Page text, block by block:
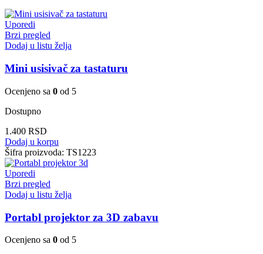
Uporedi
Brzi pregled
Dodaj u listu želja
Mini usisivač za tastaturu
Ocenjeno sa 0 od 5
Dostupno
1.400 RSD
Dodaj u korpu
Šifra proizvoda: TS1223
Uporedi
Brzi pregled
Dodaj u listu želja
Portabl projektor za 3D zabavu
Ocenjeno sa 0 od 5